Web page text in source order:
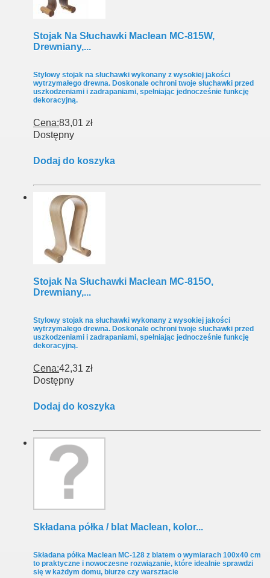
Stojak Na Słuchawki Maclean MC-815W,
Drewniany,...
Stylowy stojak na słuchawki wykonany z wysokiej jakości
wytrzymałego drewna. Doskonale ochroni twoje słuchawki przed
uszkodzeniami i zadrapaniami, spełniając jednocześnie funkcję
dekoracyjną.
Cena:83,01 zł
Dostępny
Dodaj do koszyka
Stojak Na Słuchawki Maclean MC-815O,
Drewniany,...
Stylowy stojak na słuchawki wykonany z wysokiej jakości
wytrzymałego drewna. Doskonale ochroni twoje słuchawki przed
uszkodzeniami i zadrapaniami, spełniając jednocześnie funkcję
dekoracyjną.
Cena:42,31 zł
Dostępny
Dodaj do koszyka
Składana półka / blat Maclean, kolor...
Składana półka Maclean MC-128 z blatem o wymiarach 100x40 cm
to praktyczne i nowoczesne rozwiązanie, które idealnie sprawdzi
się w każdym domu, biurze czy warsztacie